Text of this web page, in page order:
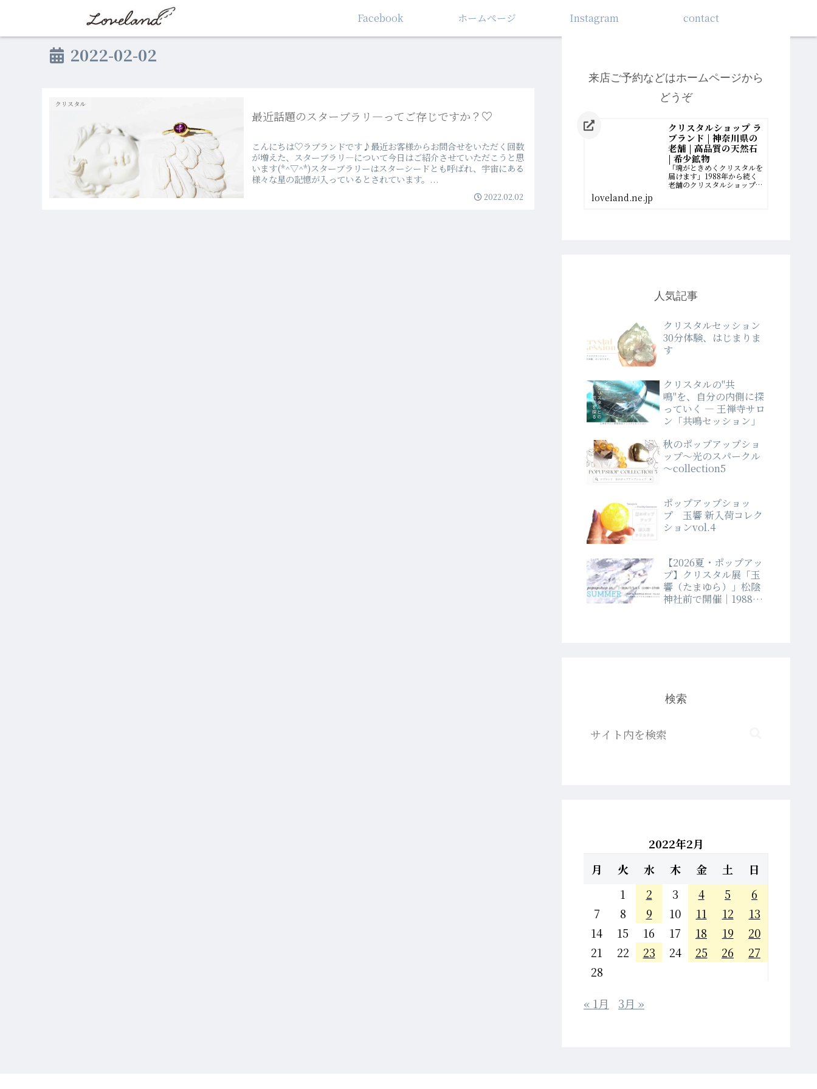
Facebook ホームぺージ Instagram contact
2022-02-02
クリスタル
最近話題のスターブラリ―ってご存じですか？♡
こんにちは♡ラブランドです♪最近お客様からお問合せをいただく回数
が増えた、スターブラリ―について今日はご紹介させていただこうと思
います(*^▽^*)スターブラリーはスターシードとも呼ばれ、宇宙にある
様々な星の記憶が入っているとされています。...
2022.02.02
来店ご予約などはホームページから
どうぞ
クリスタルショップ ラ
ブランド | 神奈川県の
老舗 | 高品質の天然石
| 希少鉱物
「魂がときめくクリスタルを
届けます」1988年から続く
老舗のクリスタルショップ。
loveland.ne.jp
人気記事
クリスタルセッション
30分体験、はじまりま
す
クリスタルの"共
鳴"を、自分の内側に探
っていく ― 王禅寺サロ
ン「共鳴セッション」
秋のポップアップショ
ップ～光のスパークル
～collection5
ポップアップショッ
プ 玉響 新入荷コレク
ションvol.4
【2026夏・ポップアッ
プ】クリスタル展「玉
響（たまゆら）」松陰
神社前で開催｜1988年
検索
2022年2月
月
火 水 木 金 土
日
1
2 3 4 5
6
7
8 9 10 11 12
13
14
15 16 17 18 19
20
21
22 23 24 25 26
27
28
« 1月
3月 »